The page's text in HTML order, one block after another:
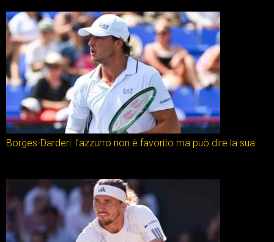
Borges-Darderi: l’azzurro non è favorito ma può dire la sua